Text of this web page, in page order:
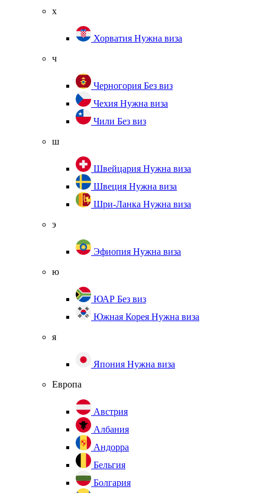
х
Хорватия Нужна виза
ч
Черногория Без виз
Чехия Нужна виза
Чили Без виз
ш
Швейцария Нужна виза
Швеция Нужна виза
Шри-Ланка Нужна виза
э
Эфиопия Нужна виза
ю
ЮАР Без виз
Южная Корея Нужна виза
я
Япония Нужна виза
Европа
Австрия
Албания
Андорра
Бельгия
Болгария